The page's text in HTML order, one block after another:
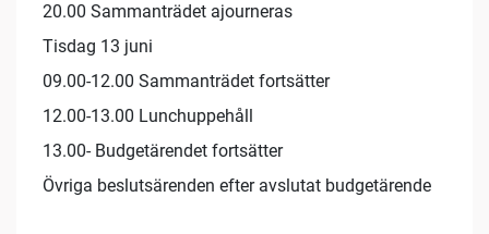
20.00 Sammanträdet ajourneras
Tisdag 13 juni
09.00-12.00 Sammanträdet fortsätter
12.00-13.00 Lunchuppehåll
13.00- Budgetärendet fortsätter
Övriga beslutsärenden efter avslutat budgetärende